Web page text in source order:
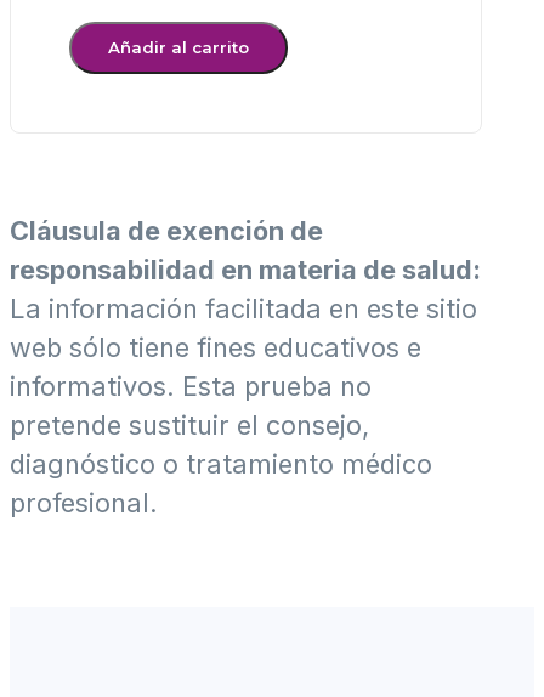
drogas
en
3
cantidad
Añadir al carrito
Cláusula de exención de
responsabilidad en materia de salud:
La información facilitada en este sitio
web sólo tiene fines educativos e
informativos. Esta prueba no
pretende sustituir el consejo,
diagnóstico o tratamiento médico
profesional.